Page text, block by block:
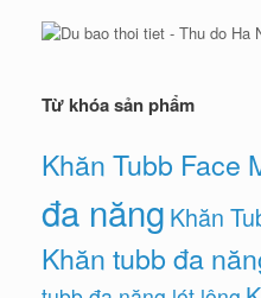
Từ khóa sản phẩm
Khăn Tubb Face
đa năng Khăn
Khăn tubb đa